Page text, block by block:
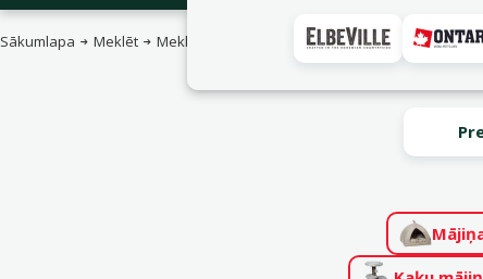
Sākumlapa Meklēt Meklēt